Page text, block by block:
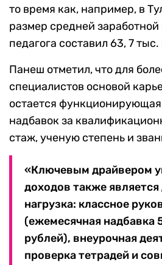
то время как, например, в
размер средней
педагога составил 63, 7
Панеш отметил, что для
специалистов основой
остается
надбавок за
стаж, ученую степень и
«Ключевым драйвером
доходов также
нагрузка: классное
(ежемесячная надбавка
рублей), внеурочная
проверка тетрадей и